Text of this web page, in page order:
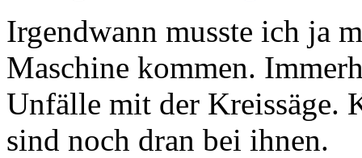
Irgendwann musste ich ja
Maschine kommen.
Unfälle mit der Kreissäge.
sind noch dran bei ihnen.